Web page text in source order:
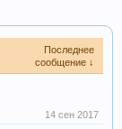
Последнее
сообщение ↓
14 сен 2017